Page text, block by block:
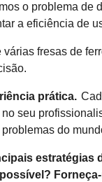
o problema de
a eficiência de
fresas de
prática.
seu
do